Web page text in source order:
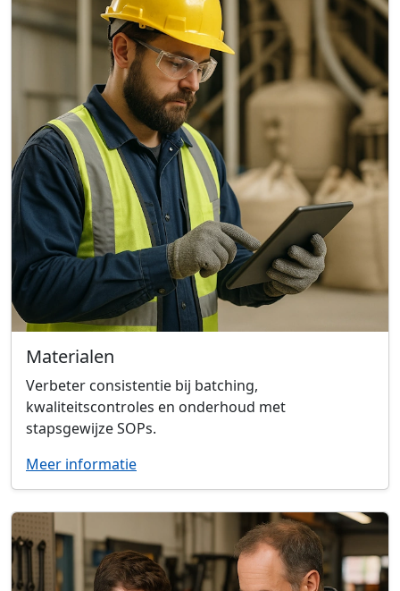
Materialen
Verbeter consistentie bij batching,
kwaliteitscontroles en onderhoud met
stapsgewijze SOPs.
Meer informatie